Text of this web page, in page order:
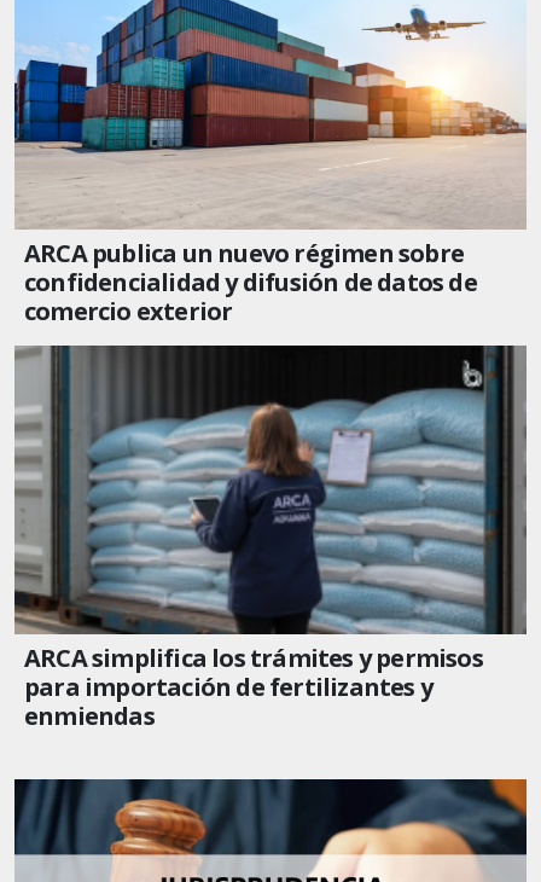
ARCA publica un nuevo régimen sobre
confidencialidad y difusión de datos de
comercio exterior
ARCA simplifica los trámites y permisos
para importación de fertilizantes y
enmiendas